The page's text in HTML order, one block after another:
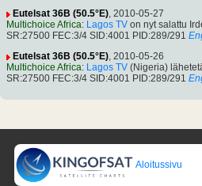
Eutelsat 36B (50.5°E), 2010-05-27
Multichoice Africa: Lagos TV on nyt salattu
SR:27500 FEC:3/4 SID:4001 PID:289/291
Eutelsat 36B (50.5°E), 2010-05-26
Multichoice Africa: Lagos TV (Nigeria)
SR:27500 FEC:3/4 SID:4001 PID:289/291
Aloitussivu